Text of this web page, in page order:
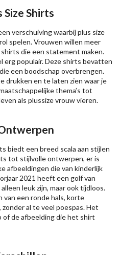
Size Shirts
verschuiving waarbij plus size
spelen. Vrouwen willen meer
die een statement maken.
populair. Deze shirts bevatten
een boodschap overbrengen.
drukken en te laten zien waar je
thema’s tot
als plussize vrouw vieren.
biedt een breed scala aan stijlen
tot stijlvolle ontwerpen, er is
afbeeldingen die van kinderlijk
2021 heeft een golf van
leuk zijn, maar ook tijdloos.
van een ronde hals, korte
al te veel poespas. Het
of de afbeelding die het shirt